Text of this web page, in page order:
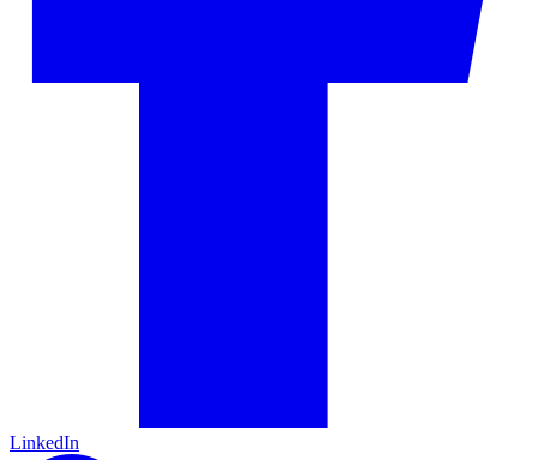
LinkedIn